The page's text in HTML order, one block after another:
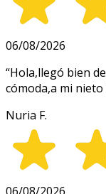
06/08/2026
“Hola,llegó bien
cómoda,a mi nieto
Nuria F.